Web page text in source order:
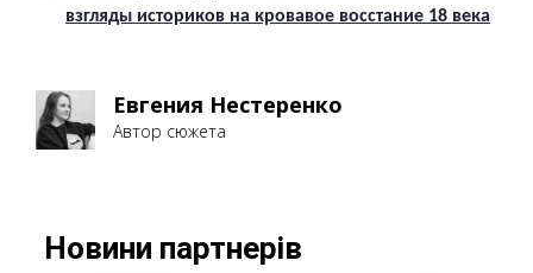
взгляды историков на кровавое восстание 18 века
Евгения Нестеренко
Автор сюжета